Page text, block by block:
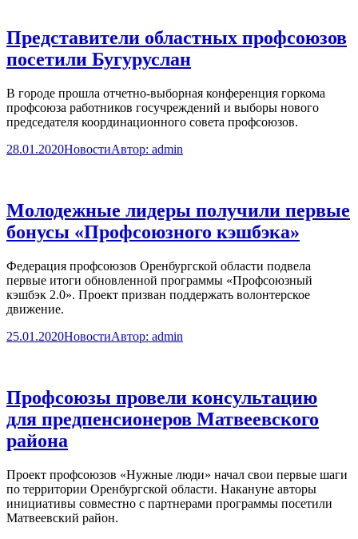
Представители областных профсоюзов
посетили Бугуруслан
В городе прошла отчетно-выборная конференция горкома
профсоюза работников госучреждений и выборы нового
председателя координационного совета профсоюзов.
28.01.2020НовостиАвтор: admin
Молодежные лидеры получили первые
бонусы «Профсоюзного кэшбэка»
Федерация профсоюзов Оренбургской области подвела
первые итоги обновленной программы «Профсоюзный
кэшбэк 2.0». Проект призван поддержать волонтерское
движение.
25.01.2020НовостиАвтор: admin
Профсоюзы провели консультацию
для предпенсионеров Матвеевского
района
Проект профсоюзов «Нужные люди» начал свои первые шаги
по территории Оренбургской области. Накануне авторы
инициативы совместно с партнерами программы посетили
Матвеевский район.